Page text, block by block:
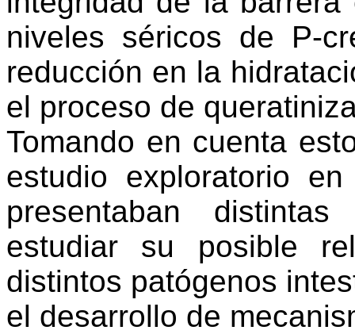
niveles séricos de P-
reducción en la
el proceso de
Tomando en cuenta
estudio exploratorio
presentaban
estudiar su posible
distintos patógenos
el desarrollo de